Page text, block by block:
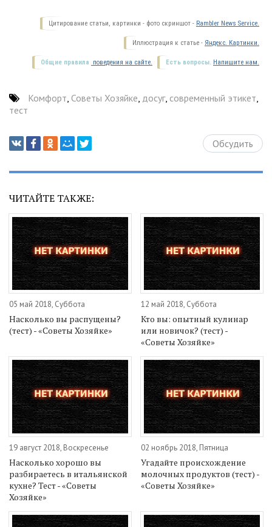
Цитирование статьи, картинки - фото скриншот - Rambler News Service.
Иллюстрация к статье - Яндекс. Картинки.
Есть вопросы. Напишите нам.
Общие правила поведения на сайте.
Комфорт, Советы Хозяйке, досуг, современный этикет,
тест
Обсудить
ЧИТАЙТЕ ТАКЖЕ:
05 май 2018, Суббота
Насколько вы распущены?
(тест) - «Советы Хозяйке»
12 май 2018, Суббота
Кто вы: опытный кулинар
или новичок? (тест) -
«Советы Хозяйке»
19 август 2018, Воскресенье
Насколько хорошо вы
разбираетесь в итальянской
кухне? Тест - «Советы
Хозяйке»
02 ноябрь 2018, Пятница
Угадайте происхождение
молочных продуктов (тест) -
«Советы Хозяйке»